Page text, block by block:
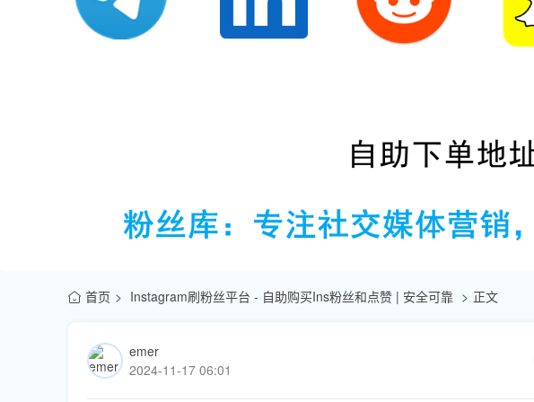
首页 Instagram刷粉丝平台 - 自助购买Ins粉丝和点赞 | 安全可靠 正文
emer
2024-11-17 06:01